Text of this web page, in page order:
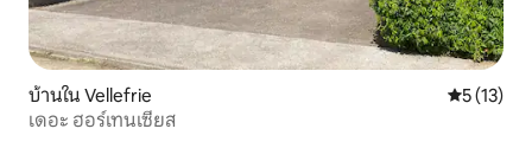
บ้านใน Vellefrie คะแนนเฉลี่
5 (13)
เดอะ ฮอร์เทนเซียส